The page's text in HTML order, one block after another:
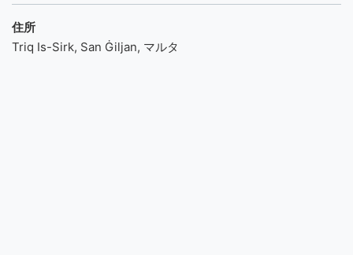
住所
Triq Is-Sirk, San Ġiljan, マルタ